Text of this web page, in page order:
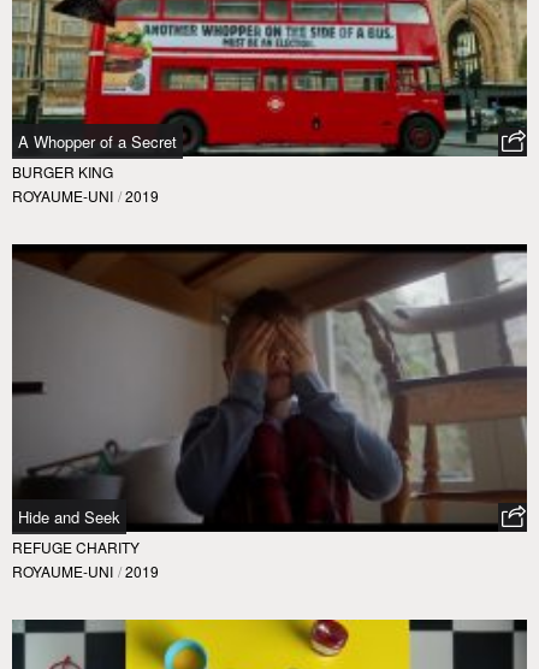
A Whopper of a Secret
BURGER KING
ROYAUME-UNI / 2019
Hide and Seek
REFUGE CHARITY
ROYAUME-UNI / 2019